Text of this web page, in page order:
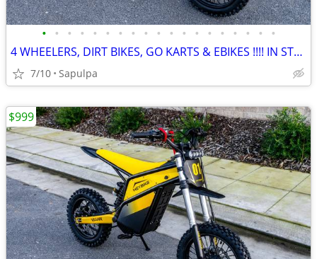
• • • • • • • • • • • • • • • • • • •
4 WHEELERS, DIRT BIKES, GO KARTS & EBIKES !!!! IN STOCK NOW!!!
7/10 Sapulpa
$999